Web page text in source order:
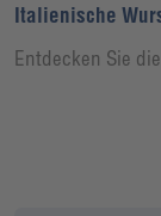
Italienische
Entdecken Sie